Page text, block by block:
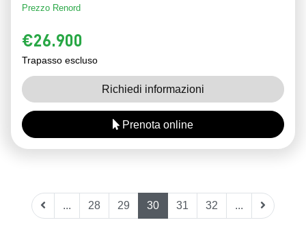
Prezzo Renord
€26.900
Trapasso escluso
Richiedi informazioni
Prenota online
... 28 29 30 31 32 ...